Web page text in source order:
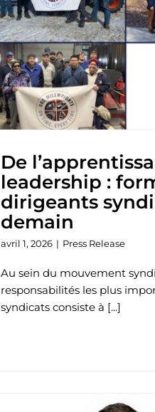
De
leadership :
dirigeants
demain
avril 1, 2026 | Press Release
Au sein du mouvement
responsabilités les plus
syndicats consiste à [...]